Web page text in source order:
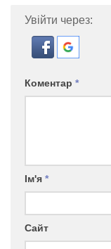
Увійти через:
Коментар *
Ім'я *
Сайт